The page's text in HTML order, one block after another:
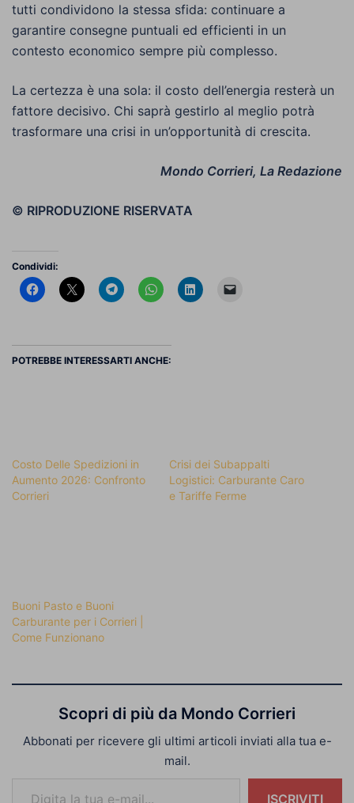
tutti condividono la stessa sfida: continuare a
garantire consegne puntuali ed efficienti in un
contesto economico sempre più complesso.
La certezza è una sola: il costo dell’energia resterà un
fattore decisivo. Chi saprà gestirlo al meglio potrà
trasformare una crisi in un’opportunità di crescita.
Mondo Corrieri, La Redazione
© RIPRODUZIONE RISERVATA
Condividi:
POTREBBE INTERESSARTI ANCHE:
Costo Delle Spedizioni in
Aumento 2026: Confronto
Corrieri
Crisi dei Subappalti
Logistici: Carburante Caro
e Tariffe Ferme
Buoni Pasto e Buoni
Carburante per i Corrieri |
Come Funzionano
Scopri di più da Mondo Corrieri
Abbonati per ricevere gli ultimi articoli inviati alla tua e-
mail.
Digita la tua e-mail...
ISCRIVITI